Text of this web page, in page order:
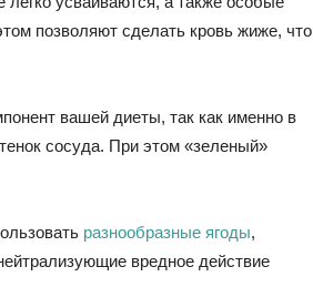
позволяют сделать кровь жиже, что
вашей диеты, так как именно в
сосуда. При этом «зеленый»
разнообразные ягоды,
вредное действие